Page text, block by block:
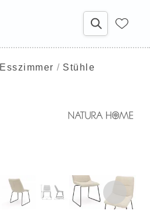
Esszimmer Stühle